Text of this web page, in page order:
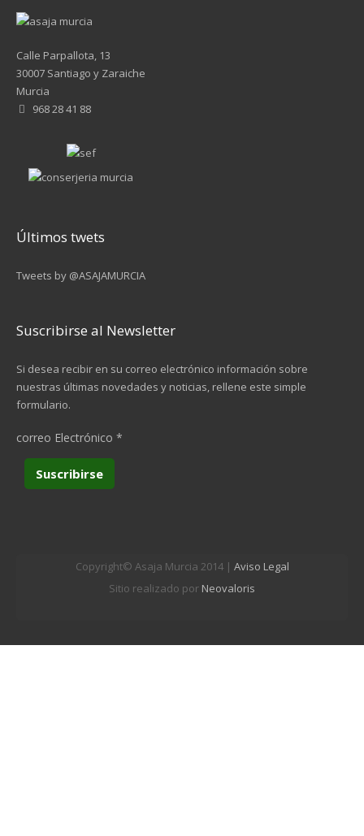
Calle Parpallota, 13
30007 Santiago y Zaraiche
Murcia
968 28 41 88
Últimos twets
Tweets by @ASAJAMURCIA
Suscribirse al Newsletter
Si desea recibir en su correo electrónico información sobre
nuestras últimas novedades y noticias, rellene este simple
formulario.
correo Electrónico *
Copyright© Asaja Murcia 2014 | Aviso Legal
Sitio realizado por Neovaloris